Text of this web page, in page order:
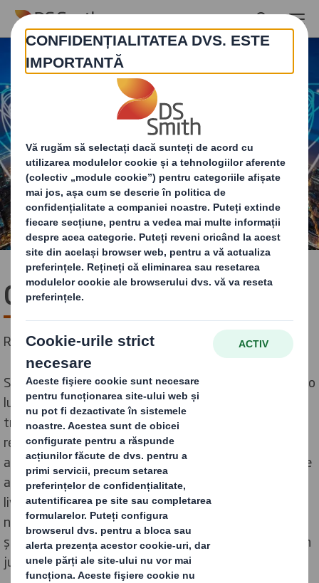
Skip to main content
Cine suntem
Redefinim Ambalajele pentru o Lume in Schimbare
Suntem mereu cu ochii pe viitor, deoarece operăm într-o
lume în schimbare. Orașele și comunitățile se
transformă rapid. Creșterea tehnologiei digitale
revoluționează modul în care cumpărăm și trăim. Ne
așteptăm din ce în ce mai mult să achiziționăm produse
adaptate pentru noi, oricând le dorim, oriunde le dorim,
livrate nouă într-un mod care se potrivește stilului
nostru de viață aglomerat. Ne dorim mai multe opțiuni
și comoditate, dar cu un impact mai mic asupra lumii din
jurul nostru.